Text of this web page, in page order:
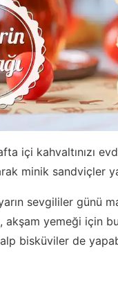
içi kahvaltınızı
minik sandviçler
sevgililer günü
akşam yemeği için
bisküviler de